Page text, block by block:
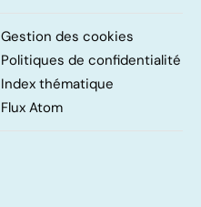
Gestion des cookies
Politiques de confidentialité
Index thématique
Flux Atom